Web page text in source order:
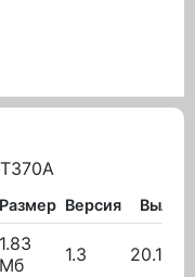
Размер Версия
1.83
Мб
1.3